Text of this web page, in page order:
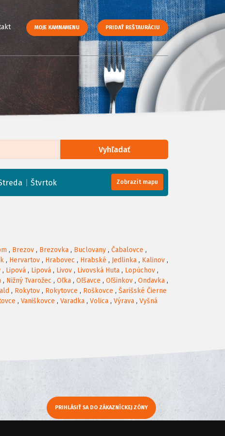
MOJE KAMNAMENU PRIDAŤ REŠTAURÁCIU
Vyhľadať
Štvrtok Zobrazit mapu
, Brezov , Brezovka , Buclovany , Čabalovce ,
, Hervartov , Hrabovec , Hrabské , Jedlinka , Kalinov ,
, Lipová , Lipová , Livov , Livovská Huta , Lopúchov ,
, Nižný Tvarožec , Oľka , Oľšavce , Oľšinkov , Ondavka ,
, Rokytov , Rokytovce , Roškovce , Šarišské Čierne
, Vaniškovce , Varadka , Volica , Výrava , Vyšná
PRIHLÁSIŤ SA DO ZÁKAZNÍCKEJ ZÓNY